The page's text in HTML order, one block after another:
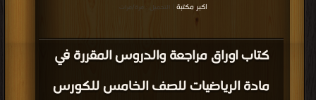
كتاب اوراق مراجعة والدروس المقررة في
مادة الرياضيات للصف الخامس للكورس
اكبر مكتبة
| التحميل : مرة/مرات